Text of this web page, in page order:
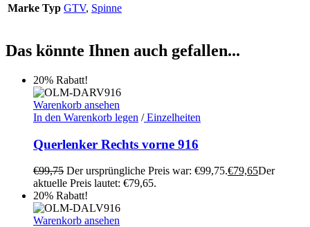
Marke Typ GTV, Spinne
Das könnte Ihnen auch gefallen...
20% Rabatt!
Warenkorb ansehen
In den Warenkorb legen /Einzelheiten
Querlenker Rechts vorne 916
€99,75 Der ursprüngliche Preis war: €99,75.€79,65Der
aktuelle Preis lautet: €79,65.
20% Rabatt!
Warenkorb ansehen